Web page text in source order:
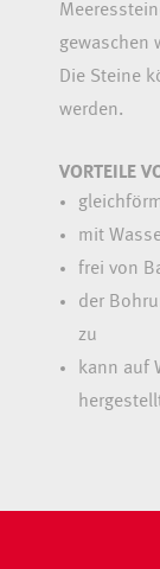
gewaschen
Die Steine
werden.
VORTEILE
mit
frei von
der
zu
kann auf